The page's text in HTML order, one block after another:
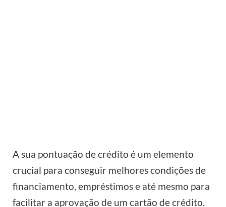
A sua pontuação de crédito é um elemento
crucial para conseguir melhores condições de
financiamento, empréstimos e até mesmo para
facilitar a aprovação de um cartão de crédito.